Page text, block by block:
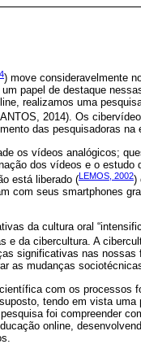
) move consideravelmente
papel de destaque
realizamos uma
2014). Os
das pesquisadoras na
os vídeos analógicos;
dos vídeos e o estudo
está liberado (LEMOS, 2002)
com seus smartphones
da cultura oral
e da cibercultura. A
significativas nas nossas
as mudanças
com os processos
tendo em vista uma
foi compreender
online,